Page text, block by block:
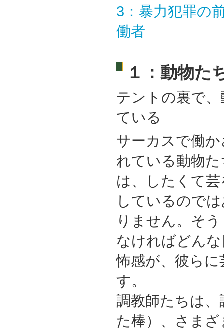
3：暴力犯罪の
働者
１：動物
テントの裏で
ている
サーカスで働か
れている動物た
は、したくて芸
しているので
りません。そ
なければどん
怖感が、彼ら
す。
調教師たちは
た棒）、さま